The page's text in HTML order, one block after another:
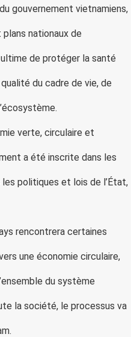
gouvernement vietnamiens,
nationaux de
de protéger la santé
du cadre de vie, de
verte, circulaire et
a été inscrite dans les
politiques et lois de l’État,
rencontrera certaines
une économie circulaire,
du système
la société, le processus va